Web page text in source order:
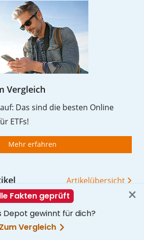
Vergleich
Das sind die besten Online
ETFs!
Mehr erfahren
Artikelübersicht
ETFs im Check